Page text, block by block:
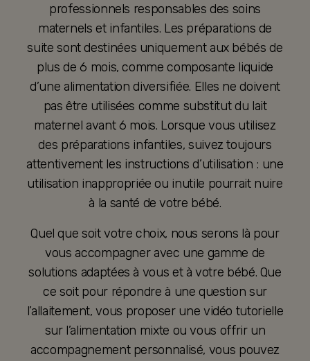
professionnels responsables des soins
maternels et infantiles. Les préparations de
suite sont destinées uniquement aux bébés de
plus de 6 mois, comme composante liquide
d’une alimentation diversifiée. Elles ne doivent
pas être utilisées comme substitut du lait
maternel avant 6 mois. Lorsque vous utilisez
des préparations infantiles, suivez toujours
attentivement les instructions d’utilisation : une
utilisation inappropriée ou inutile pourrait nuire
à la santé de votre bébé.
Quel que soit votre choix, nous serons là pour
vous accompagner avec une gamme de
solutions adaptées à vous et à votre bébé. Que
ce soit pour répondre à une question sur
l’allaitement, vous proposer une vidéo tutorielle
sur l’alimentation mixte ou vous offrir un
accompagnement personnalisé, vous pouvez